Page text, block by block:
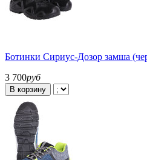
Ботинки Сириус-Дозор замша
3 700руб
В корзину